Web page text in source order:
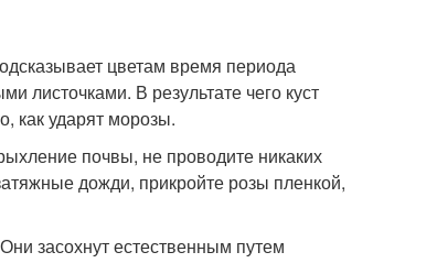
цветам время периода
листочками. В результате чего куст
как ударят морозы.
почвы, не проводите никаких
дожди, прикройте розы пленкой,
засохнут естественным путем